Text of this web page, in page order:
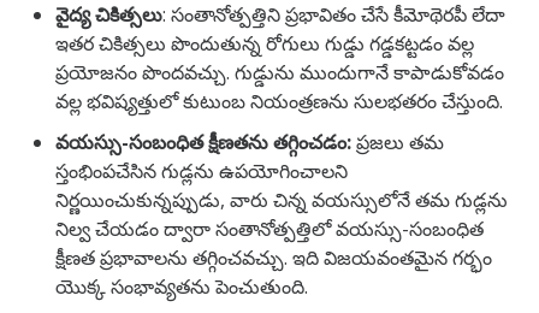
వైద్య చికిత్సలు: సంతానోత్పత్తిని ప్రభావితం చేసే కీమోథెరపీ లేదా
ఇతర చికిత్సలు పొందుతున్న రోగులు గుడ్డు గడ్డకట్టడం వల్ల
ప్రయోజనం పొందవచ్చు. గుడ్డును ముందుగానే కాపాడుకోవడం
వల్ల భవిష్యత్తులో కుటుంబ నియంత్రణను సులభతరం చేస్తుంది.
వయస్సు-సంబంధిత క్షీణతను తగ్గించడం:ప్రజలు తమ
స్తంభింపచేసిన గుడ్లను ఉపయోగించాలని
నిర్ణయించుకున్నప్పుడు, వారు చిన్న వయస్సులోనే తమ గుడ్లను
నిల్వ చేయడం ద్వారా సంతానోత్పత్తిలో వయస్సు-సంబంధిత
క్షీణత ప్రభావాలను తగ్గించవచ్చు. ఇది విజయవంతమైన గర్భం
యొక్క సంభావ్యతను పెంచుతుంది.